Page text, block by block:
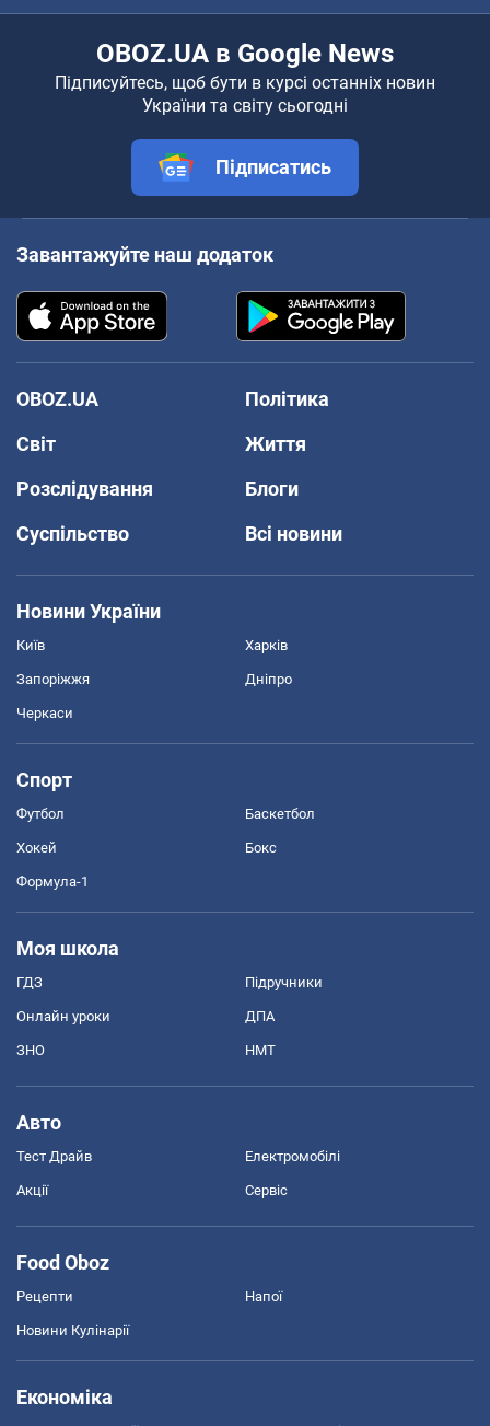
OBOZ.UA в Google News
Підписуйтесь, щоб бути в курсі останніх новин
України та світу сьогодні
Підписатись
Завантажуйте наш додаток
OBOZ.UA
Політика
Світ
Життя
Розслідування
Блоги
Суспільство
Всі новини
Новини України
Київ Харків
Запоріжжя Дніпро
Черкаси
Спорт
Футбол Баскетбол
Хокей Бокс
Формула-1
Моя школа
ГДЗ Підручники
Онлайн уроки ДПА
ЗНО НМТ
Авто
Тест Драйв Електромобілі
Акції Сервіс
Food Oboz
Рецепти Напої
Новини Кулінарії
Економіка